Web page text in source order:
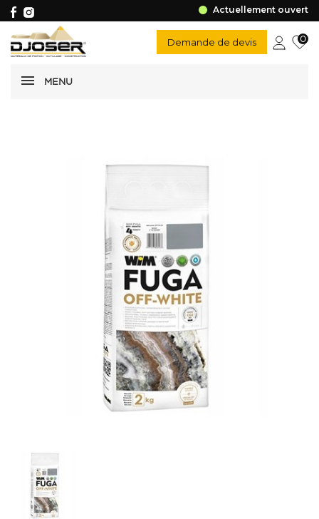
Actuellement ouvert
MENU
Demande de devis 0